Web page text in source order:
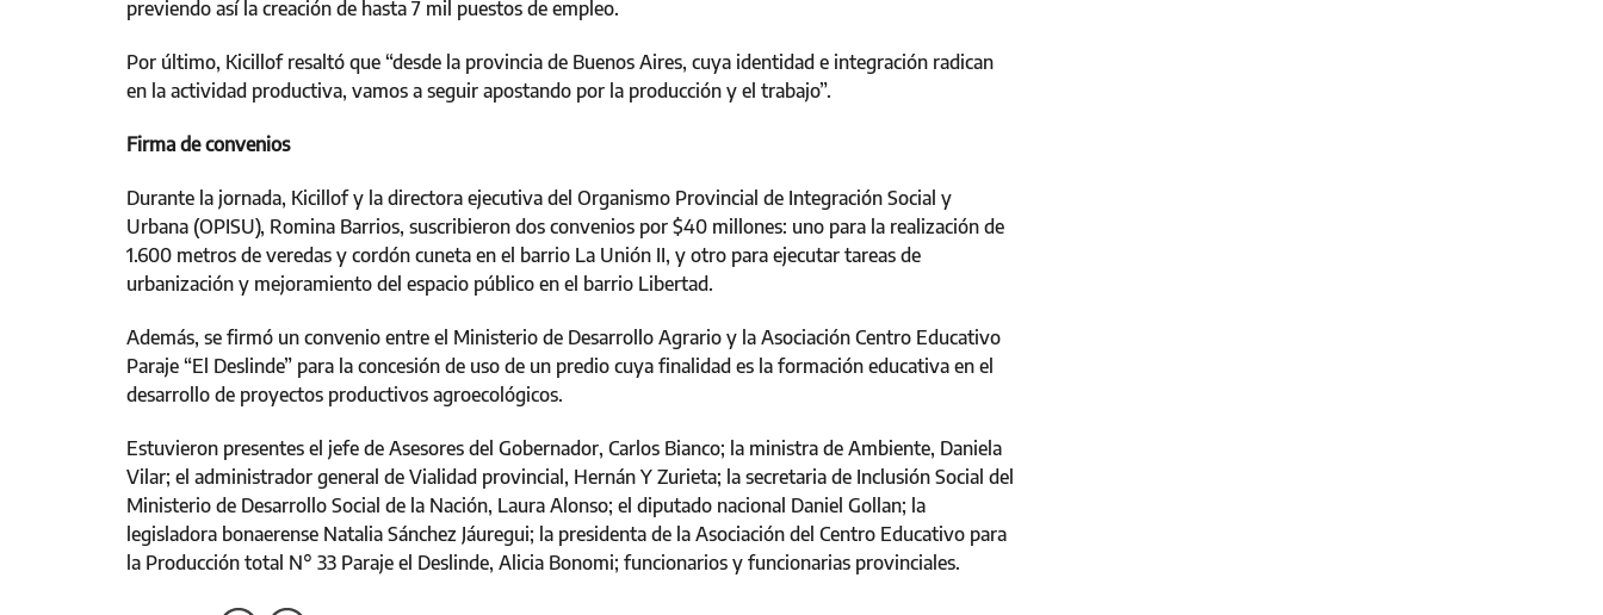
previendo así la creación de hasta 7 mil puestos de empleo.
Por último, Kicillof resaltó que “desde la provincia de Buenos Aires, cuya identidad e integración radican
en la actividad productiva, vamos a seguir apostando por la producción y el trabajo”.
Firma de convenios
Durante la jornada, Kicillof y la directora ejecutiva del Organismo Provincial de Integración Social y
Urbana (OPISU), Romina Barrios, suscribieron dos convenios por $40 millones: uno para la realización de
1.600 metros de veredas y cordón cuneta en el barrio La Unión II, y otro para ejecutar tareas de
urbanización y mejoramiento del espacio público en el barrio Libertad.
Además, se firmó un convenio entre el Ministerio de Desarrollo Agrario y la Asociación Centro Educativo
Paraje “El Deslinde” para la concesión de uso de un predio cuya finalidad es la formación educativa en el
desarrollo de proyectos productivos agroecológicos.
Estuvieron presentes el jefe de Asesores del Gobernador, Carlos Bianco; la ministra de Ambiente, Daniela
Vilar; el administrador general de Vialidad provincial, Hernán Y Zurieta; la secretaria de Inclusión Social del
Ministerio de Desarrollo Social de la Nación, Laura Alonso; el diputado nacional Daniel Gollan; la
legisladora bonaerense Natalia Sánchez Jáuregui; la presidenta de la Asociación del Centro Educativo para
la Producción total N° 33 Paraje el Deslinde, Alicia Bonomi; funcionarios y funcionarias provinciales.